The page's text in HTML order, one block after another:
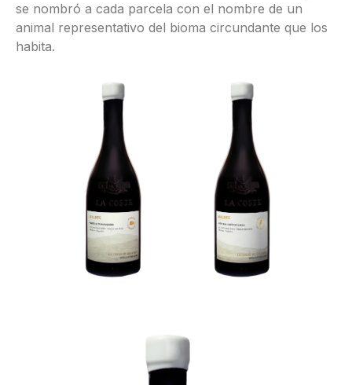
se nombró a cada parcela con el nombre de un
animal representativo del bioma circundante que los
habita.